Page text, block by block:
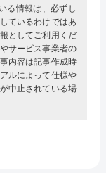
る情報は、必ずし
ているわけではあ
としてご利用くだ
サービス事業者の
内容は記事作成時
ルによって仕様や
中止されている場